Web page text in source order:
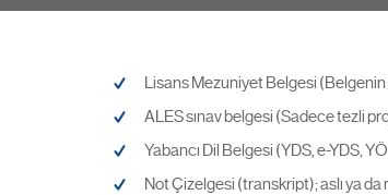
Lisans Mezuniyet Belgesi (Belgenin
ALES sınav belgesi (Sadece tezli
Yabancı Dil Belgesi (YDS, e-YDS,
Not Çizelgesi (transkript); aslı ya